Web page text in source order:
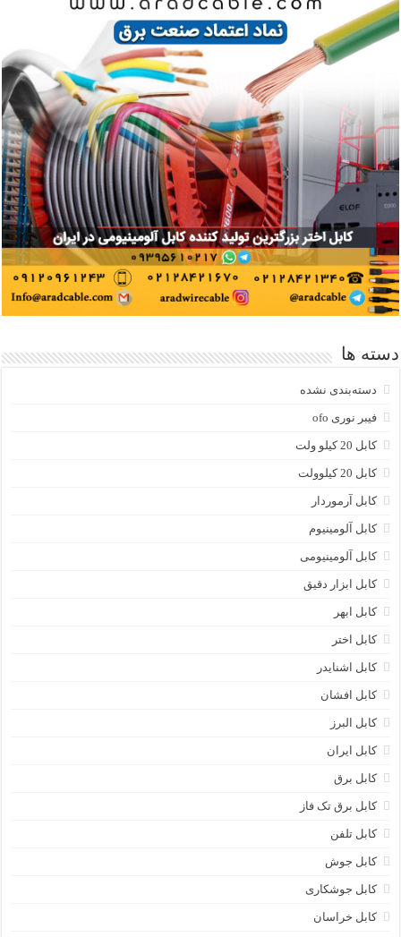
دسته ها
دسته‌بندی نشده
فیبر نوری ofo
کابل 20 کیلو ولت
کابل 20 کیلوولت
کابل آرموردار
کابل آلومینیوم
کابل آلومینیومی
کابل ابزار دقیق
کابل ابهر
کابل اختر
کابل اشنایدر
کابل افشان
کابل البرز
کابل ایران
کابل برق
کابل برق تک فاز
کابل تلفن
کابل جوش
کابل جوشکاری
کابل خراسان